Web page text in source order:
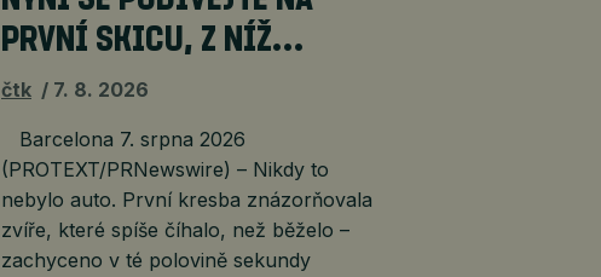
PRVNÍ SKICU, Z NÍŽ…
čtk 7. 8. 2026
Barcelona 7. srpna 2026
(PROTEXT/PRNewswire) – Nikdy to
nebylo auto. První kresba znázorňovala
zvíře, které spíše číhalo, než běželo –
zachyceno v té polovině sekundy